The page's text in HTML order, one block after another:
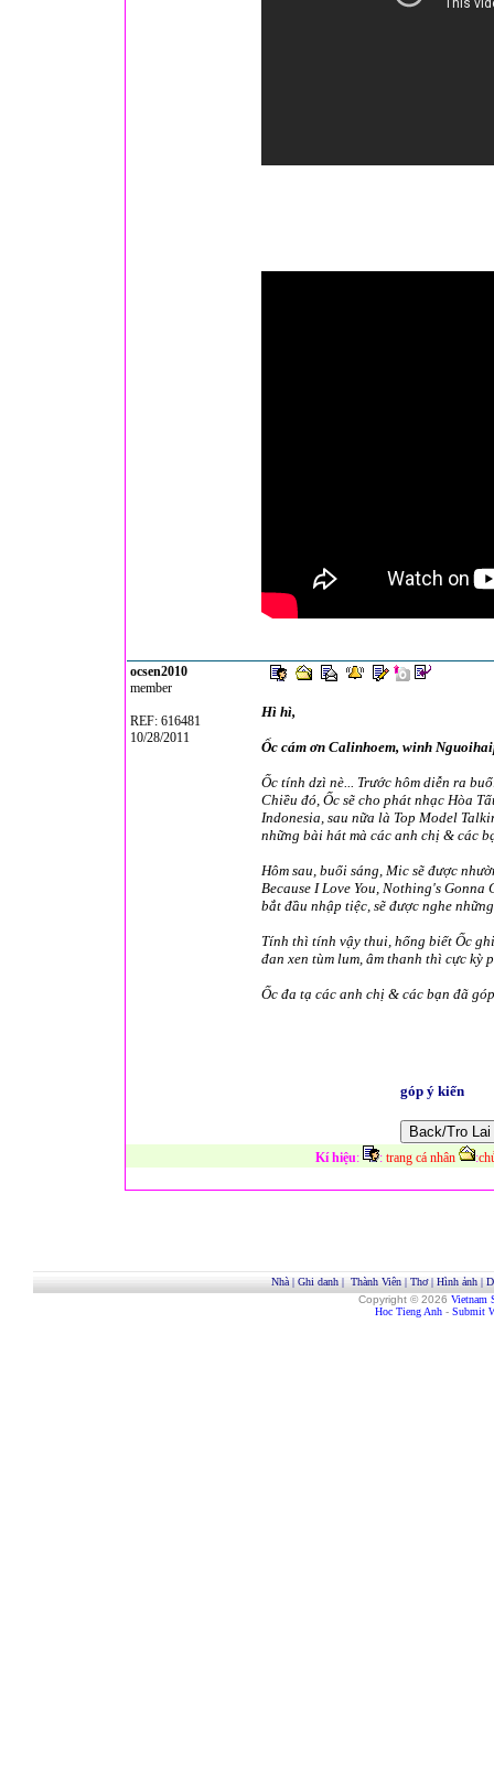
ocsen2010
member
REF: 616481
10/28/2011
Hì hì,
Ốc cám ơn Calinhoem, winh
Ốc tính dzì nè... Trước hôm diễn ra
Chiều đó, Ốc sẽ cho phát nhạc Hòa
Indonesia, sau nữa là Top Model
những bài hát mà các anh chị & các
Hôm sau, buổi sáng, Mic sẽ được
Because I Love You, Nothing's
bắt đầu nhập tiệc, sẽ được nghe
Tính thì tính vậy thui, hổng biết Ốc
đan xen tùm lum, âm thanh thì cực kỳ
Ốc đa tạ các anh chị & các bạn đã
góp ý kiến
Kí hiệu: : trang cá nhân :
Nhà| Ghi danh| Thành Viên| Thơ| Hình ảnh|
Copyright © 2026 Vietnam
Hoc Tieng Anh - Submit